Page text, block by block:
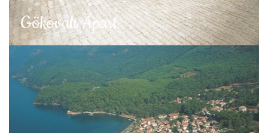
Gökovalı Apart